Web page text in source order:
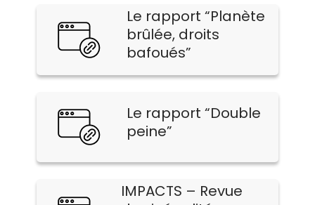
Le rapport “Planète
brûlée, droits
bafoués”
Le rapport “Double
peine”
IMPACTS – Revue